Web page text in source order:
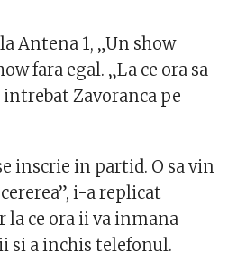
Antena 1, „Un show
fara egal. „La ce ora sa
Zavoranca pe
inscrie in partid. O sa vin
i-a replicat
ce ora ii va inmana
si a inchis telefonul.